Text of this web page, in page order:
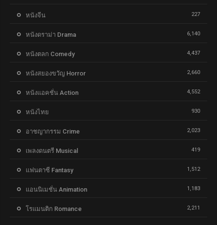
หนังจีน 227
หนังดราม่า Drama 6,140
หนังตลก Comedy 4,437
หนังสยองขวัญ Horror 2,660
หนังแอคชั่น Action 4,552
หนังไทย 930
อาชญากรรม Crime 2,023
เพลงดนตรี Musical 419
แฟนตาซี Fantasy 1,512
แอนนิเมชั่น Animation 1,183
โรแมนติก Romance 2,211